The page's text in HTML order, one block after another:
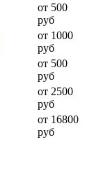
от 500
руб
от 1000
руб
от 500
руб
от 2500
руб
от 16800
руб